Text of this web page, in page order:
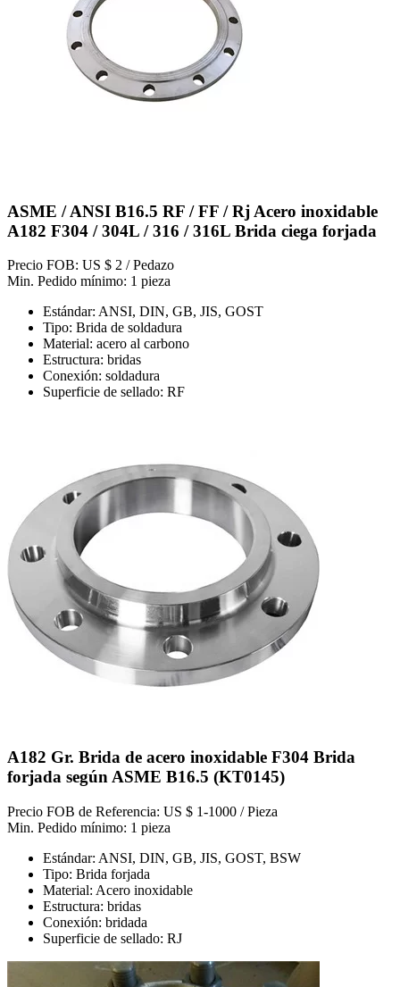
ASME / ANSI B16.5 RF / FF / Rj Acero inoxidable
A182 F304 / 304L / 316 / 316L Brida ciega forjada
Precio FOB: US $ 2 / Pedazo
Min. Pedido mínimo: 1 pieza
Estándar: ANSI, DIN, GB, JIS, GOST
Tipo: Brida de soldadura
Material: acero al carbono
Estructura: bridas
Conexión: soldadura
Superficie de sellado: RF
A182 Gr. Brida de acero inoxidable F304 Brida
forjada según ASME B16.5 (KT0145)
Precio FOB de Referencia: US $ 1-1000 / Pieza
Min. Pedido mínimo: 1 pieza
Estándar: ANSI, DIN, GB, JIS, GOST, BSW
Tipo: Brida forjada
Material: Acero inoxidable
Estructura: bridas
Conexión: bridada
Superficie de sellado: RJ